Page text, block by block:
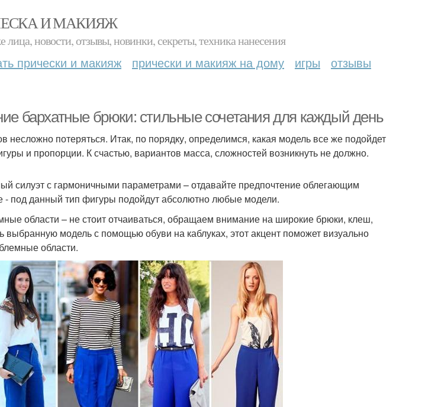
И МАКИЯЖ
новости, отзывы, новинки, секреты, техника нанесения
прически и макияж прически и макияж на дому игры отзывы
бархатные брюки: стильные сочетания для каждый день
несложно потеряться. Итак, по порядку, определимся, какая модель все же подойдет
и пропорции. К счастью, вариантов масса, сложностей возникнуть не должно.
силуэт с гармоничными параметрами – отдавайте предпочтение облегающим
- под данный тип фигуры подойдут абсолютно любые модели.
области – не стоит отчаиваться, обращаем внимание на широкие брюки, клеш,
выбранную модель с помощью обуви на каблуках, этот акцент поможет визуально
области.